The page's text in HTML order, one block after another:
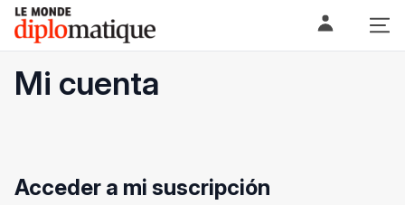
Skip
content
Le monde diplomatique
Mi cuenta
Acceder a mi suscripción